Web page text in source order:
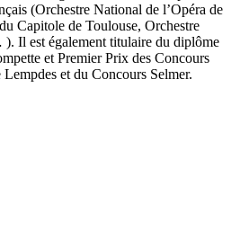
(Orchestre National de l’Opéra de
Capitole de Toulouse, Orchestre
Il est également titulaire du diplôme
et Premier Prix des Concours
et du Concours Selmer.